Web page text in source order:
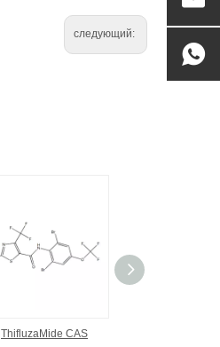
следующий:
ThifluzaMide CAS